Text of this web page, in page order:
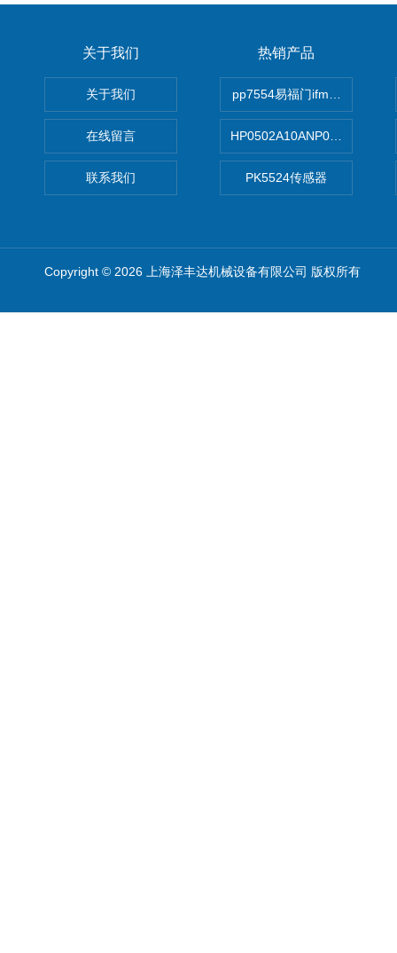
关于我们
关于我们
在线留言
联系我们
热销产品
pp7554易福门ifm传感器
HP0502A10ANP01滤芯 Mp
PK5524传感器
Copyright © 2026 上海泽丰达机械设备有限公司 版权所有